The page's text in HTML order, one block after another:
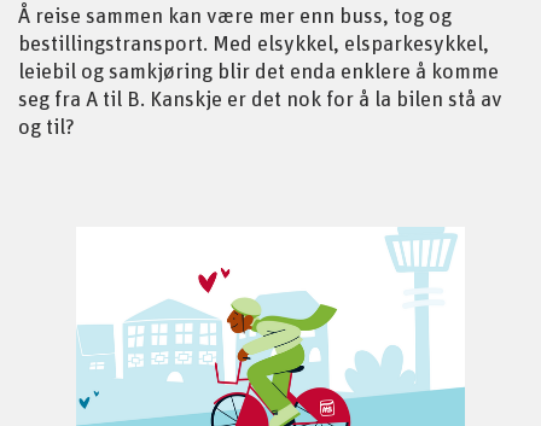
Å reise sammen kan være mer enn buss, tog og
bestillingstransport. Med elsykkel, elsparkesykkel,
leiebil og samkjøring blir det enda enklere å komme
seg fra A til B. Kanskje er det nok for å la bilen stå av
og til?